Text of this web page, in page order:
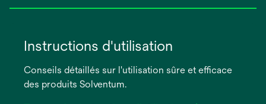
Instructions d'utilisation
Conseils détaillés sur l'utilisation sûre et efficace
des produits Solventum.